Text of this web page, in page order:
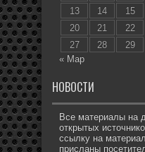
13
14 15
20
21 22
27
28 29
« Мар
НОВОСТИ
Все материалы на
открытых
ссылку на
присланы